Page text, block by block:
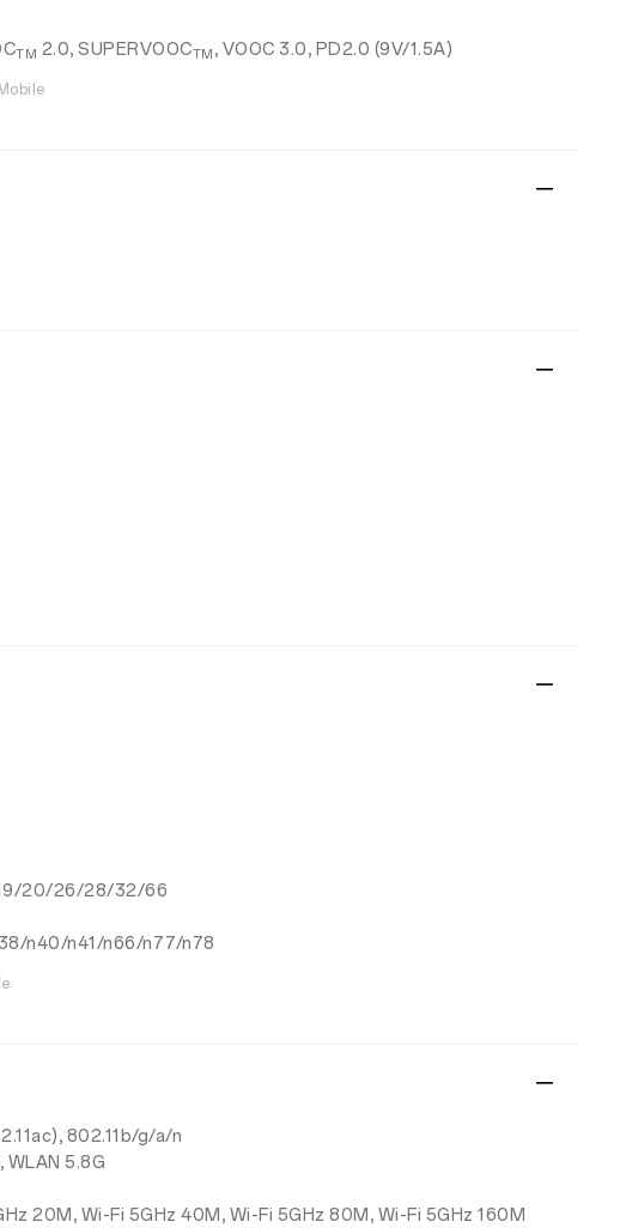
TM 2.0, SUPERVOOCTM , VOOC 3.0, PD2.0 (9V/1.5A)
20/26/28/32/66
n40/n41/n66/n77/n78
802.11b/g/a/n
WLAN 5.8G
20M, Wi-Fi 5GHz 40M, Wi-Fi 5GHz 80M, Wi-Fi 5GHz 160M